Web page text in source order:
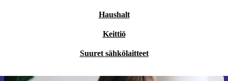
Haushalt
Keittiö
Suuret sähkölaitteet